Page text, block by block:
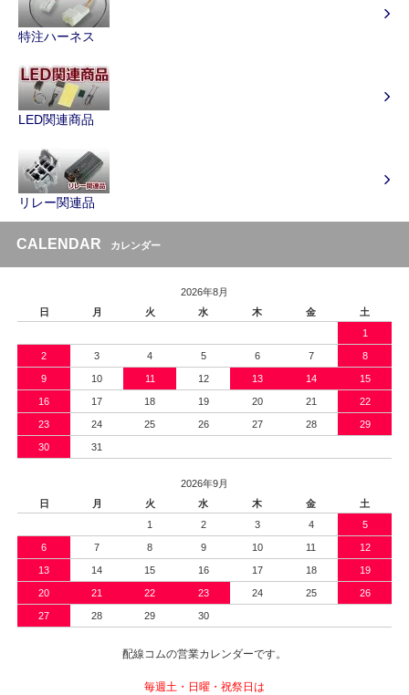
特注ハーネス
LED関連商品
リレー関連品
CALENDAR カレンダー
2026年8月
日
月 火 水 木 金
土
1
2 3 4 5 6 7 8
9 10 11 12 13 14 15
16 17 18 19 20 21 22
23 24 25 26 27 28 29
30 31
2026年9月
日
月 火 水 木 金
土
1
2 3 4 5
6 7 8 9 10 11 12
13 14 15 16 17 18 19
20 21 22 23 24 25 26
27 28 29 30
配線コムの営業カレンダーです。
毎週土・日曜・祝祭日は